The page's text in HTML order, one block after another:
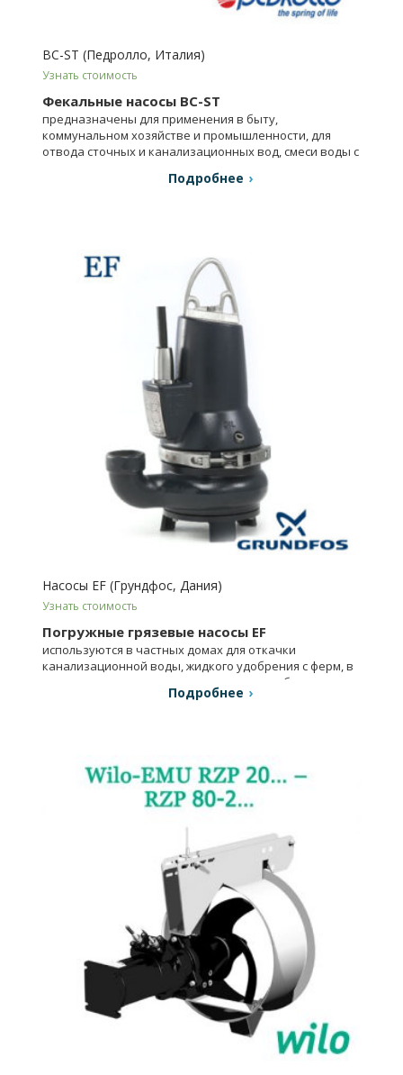
BC-ST (Педролло, Италия)
Узнать стоимость
Фекальные насосы BC-ST
предназначены для применения в быту,
коммунальном хозяйстве и промышленности, для
отвода сточных и канализационных вод, смеси воды с
Подробнее
Насосы EF (Грундфос, Дания)
Узнать стоимость
Погружные грязевые насосы EF
используются в частных домах для откачки
канализационной воды, жидкого удобрения с ферм, в
различных системах на промышленных объектах.
Подробнее